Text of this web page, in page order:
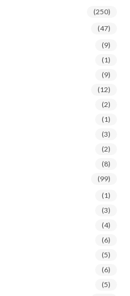
(250)
(47)
(9)
(1)
(9)
(12)
(2)
(1)
(3)
(2)
(8)
(99)
(1)
(3)
(4)
(6)
(5)
(6)
(5)